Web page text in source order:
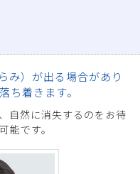
み）が出る場合があり
ち着きます。
自然に消失するのをお待
能です。